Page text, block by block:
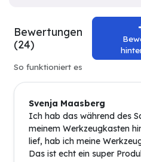
Bewertungen
(24)
So funktioniert es
Svenja Maasberg
Ich hab das während des
meinem Werkzeugkasten
lief, hab ich meine
Das ist echt ein super